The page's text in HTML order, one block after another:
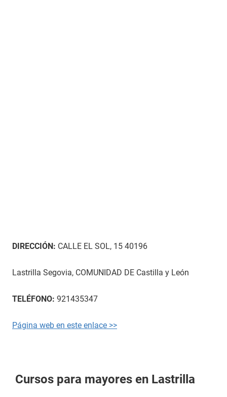
DIRECCIÓN: CALLE EL SOL, 15 40196
Lastrilla Segovia, COMUNIDAD DE Castilla y León
TELÉFONO: 921435347
Página web en este enlace >>
Cursos para mayores en Lastrilla